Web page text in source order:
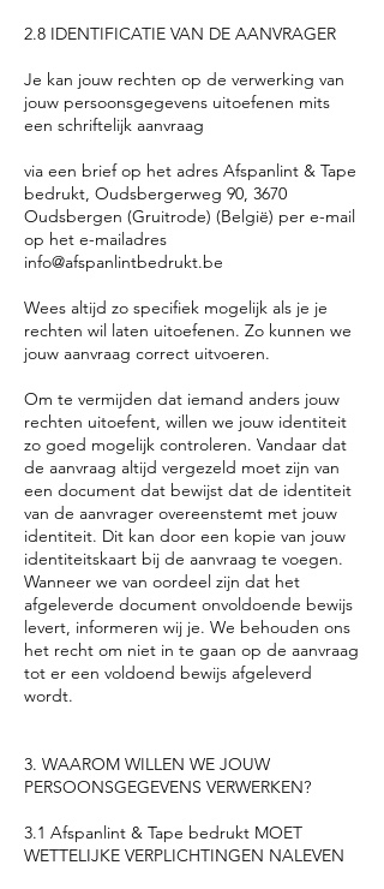
2.8 IDENTIFICATIE VAN DE AANVRAGER
Je kan jouw rechten op de verwerking van
jouw persoonsgegevens uitoefenen mits
een schriftelijk aanvraag
via een brief op het adres Afspanlint & Tape
bedrukt, Oudsbergerweg 90, 3670
Oudsbergen (Gruitrode) (België) per e-mail
op het e-mailadres
info@afspanlintbedrukt.be
Wees altijd zo specifiek mogelijk als je je
rechten wil laten uitoefenen. Zo kunnen we
jouw aanvraag correct uitvoeren.
Om te vermijden dat iemand anders jouw
rechten uitoefent, willen we jouw identiteit
zo goed mogelijk controleren. Vandaar dat
de aanvraag altijd vergezeld moet zijn van
een document dat bewijst dat de identiteit
van de aanvrager overeenstemt met jouw
identiteit. Dit kan door een kopie van jouw
identiteitskaart bij de aanvraag te voegen.
Wanneer we van oordeel zijn dat het
afgeleverde document onvoldoende bewijs
levert, informeren wij je. We behouden ons
het recht om niet in te gaan op de aanvraag
tot er een voldoend bewijs afgeleverd
wordt.
3. WAAROM WILLEN WE JOUW
PERSOONSGEGEVENS VERWERKEN?
3.1 Afspanlint & Tape bedrukt MOET
WETTELIJKE VERPLICHTINGEN NALEVEN